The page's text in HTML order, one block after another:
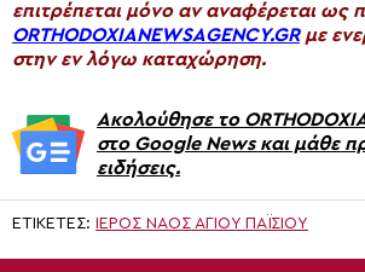
επιτρέπεται μόνο αν αναφέρεται ως
ORTHODOXIANEWSAGENCY.GRμε
στην εν λόγω καταχώρηση.
Ακολούθησε το
στο Google News και μάθε
ειδήσεις.
ΕΤΙΚΈΤΕΣ: ΙΕΡΌΣ ΝΑΌΣ ΑΓΊΟΥ ΠΑΪΣΊΟΥ